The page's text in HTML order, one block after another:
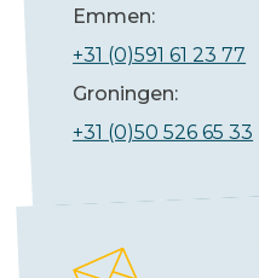
Emmen:
+31 (0)591 61 23 77
Groningen:
+31 (0)50 526 65 33